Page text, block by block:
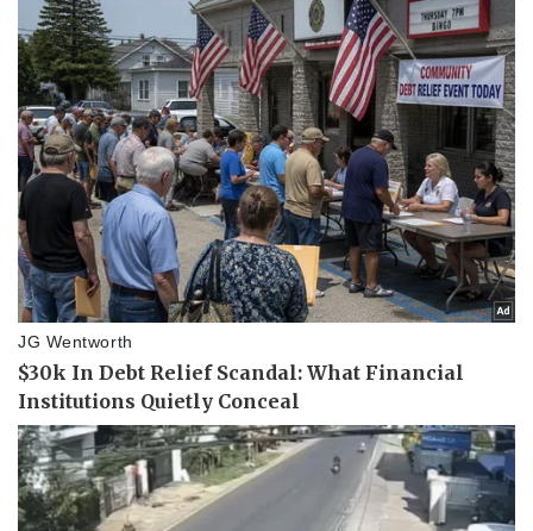
Thể thao
Bóng đá
Lịch thi đấu bóng đá
Thế giới thể thao
eSports
Hậu trường
Ô tô - Xe máy
Ô tô
Xe máy
Tư vấn